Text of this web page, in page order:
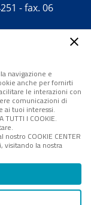
- fax. 06
iscritta
di Roma -
resp. Michela
e
- FPA s.r.l.
di management
- R.E.A. Roma
navigazione e
anche per fornirti
le interazioni con
comunicazioni di
ai tuoi interessi.
I COOKIE.
COOKIE CENTER
visitando la nostra